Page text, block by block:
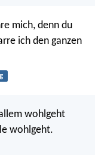
mich, denn du
ich den ganzen
wohlgeht
wohlgeht.